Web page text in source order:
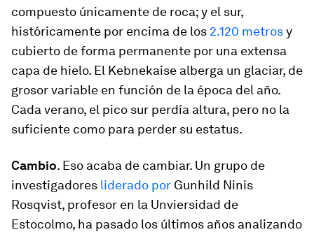
compuesto únicamente de roca; y el sur,
históricamente por encima de los 2.120 metrosy
cubierto de forma permanente por una extensa
capa de hielo. El Kebnekaise alberga un glaciar, de
grosor variable en función de la época del año.
Cada verano, el pico sur perdía altura, pero no la
suficiente como para perder su estatus.
Cambio. Eso acaba de cambiar. Un grupo de
investigadores liderado por Gunhild Ninis
Rosqvist, profesor en la Unviersidad de
Estocolmo, ha pasado los últimos años analizando